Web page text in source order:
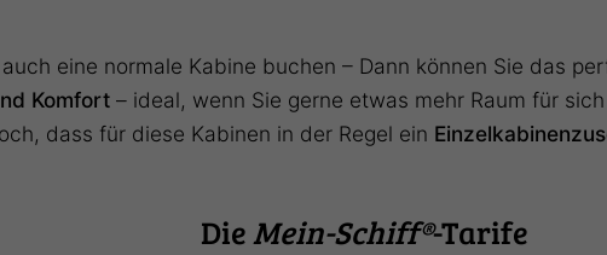
eine normale Kabine buchen – Dann können Sie das
Komfort – ideal, wenn Sie gerne etwas mehr Raum für
dass für diese Kabinen in der Regel ein
Die Mein-Schiff®-Tarife